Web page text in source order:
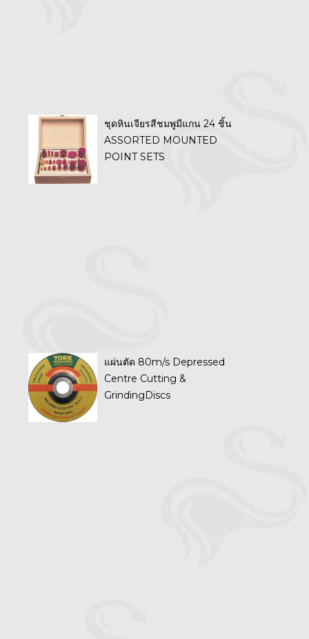
ชุดหินเจียรสีชมพูมีแกน 24 ชิ้น
ASSORTED MOUNTED
POINT SETS
แผ่นตัด 80m/s Depressed
Centre Cutting &
GrindingDiscs